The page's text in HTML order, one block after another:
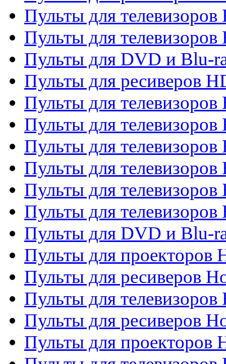
Пульты для телевизоров
Пульты для телевизоров
Пульты для DVD и Blu-
Пульты для ресиверов
Пульты для
Пульты для телевизоров
Пульты для телевизоров
Пульты для телевизоров
Пульты для телевизоров
Пульты для телевизоров
Пульты для DVD и Blu-
Пульты для проекторов
Пульты для ресиверов
Пульты для
Пульты для ресиверов
Пульты для проекторов